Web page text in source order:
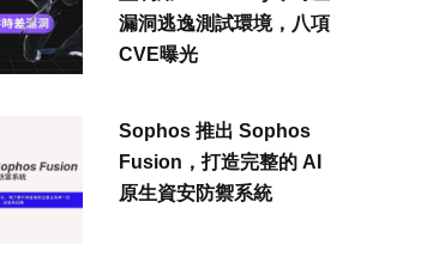
漏洞逃逸測試環境，八項
CVE曝光
Sophos 推出 Sophos
Fusion，打造完整的 AI
原生資安防禦系統